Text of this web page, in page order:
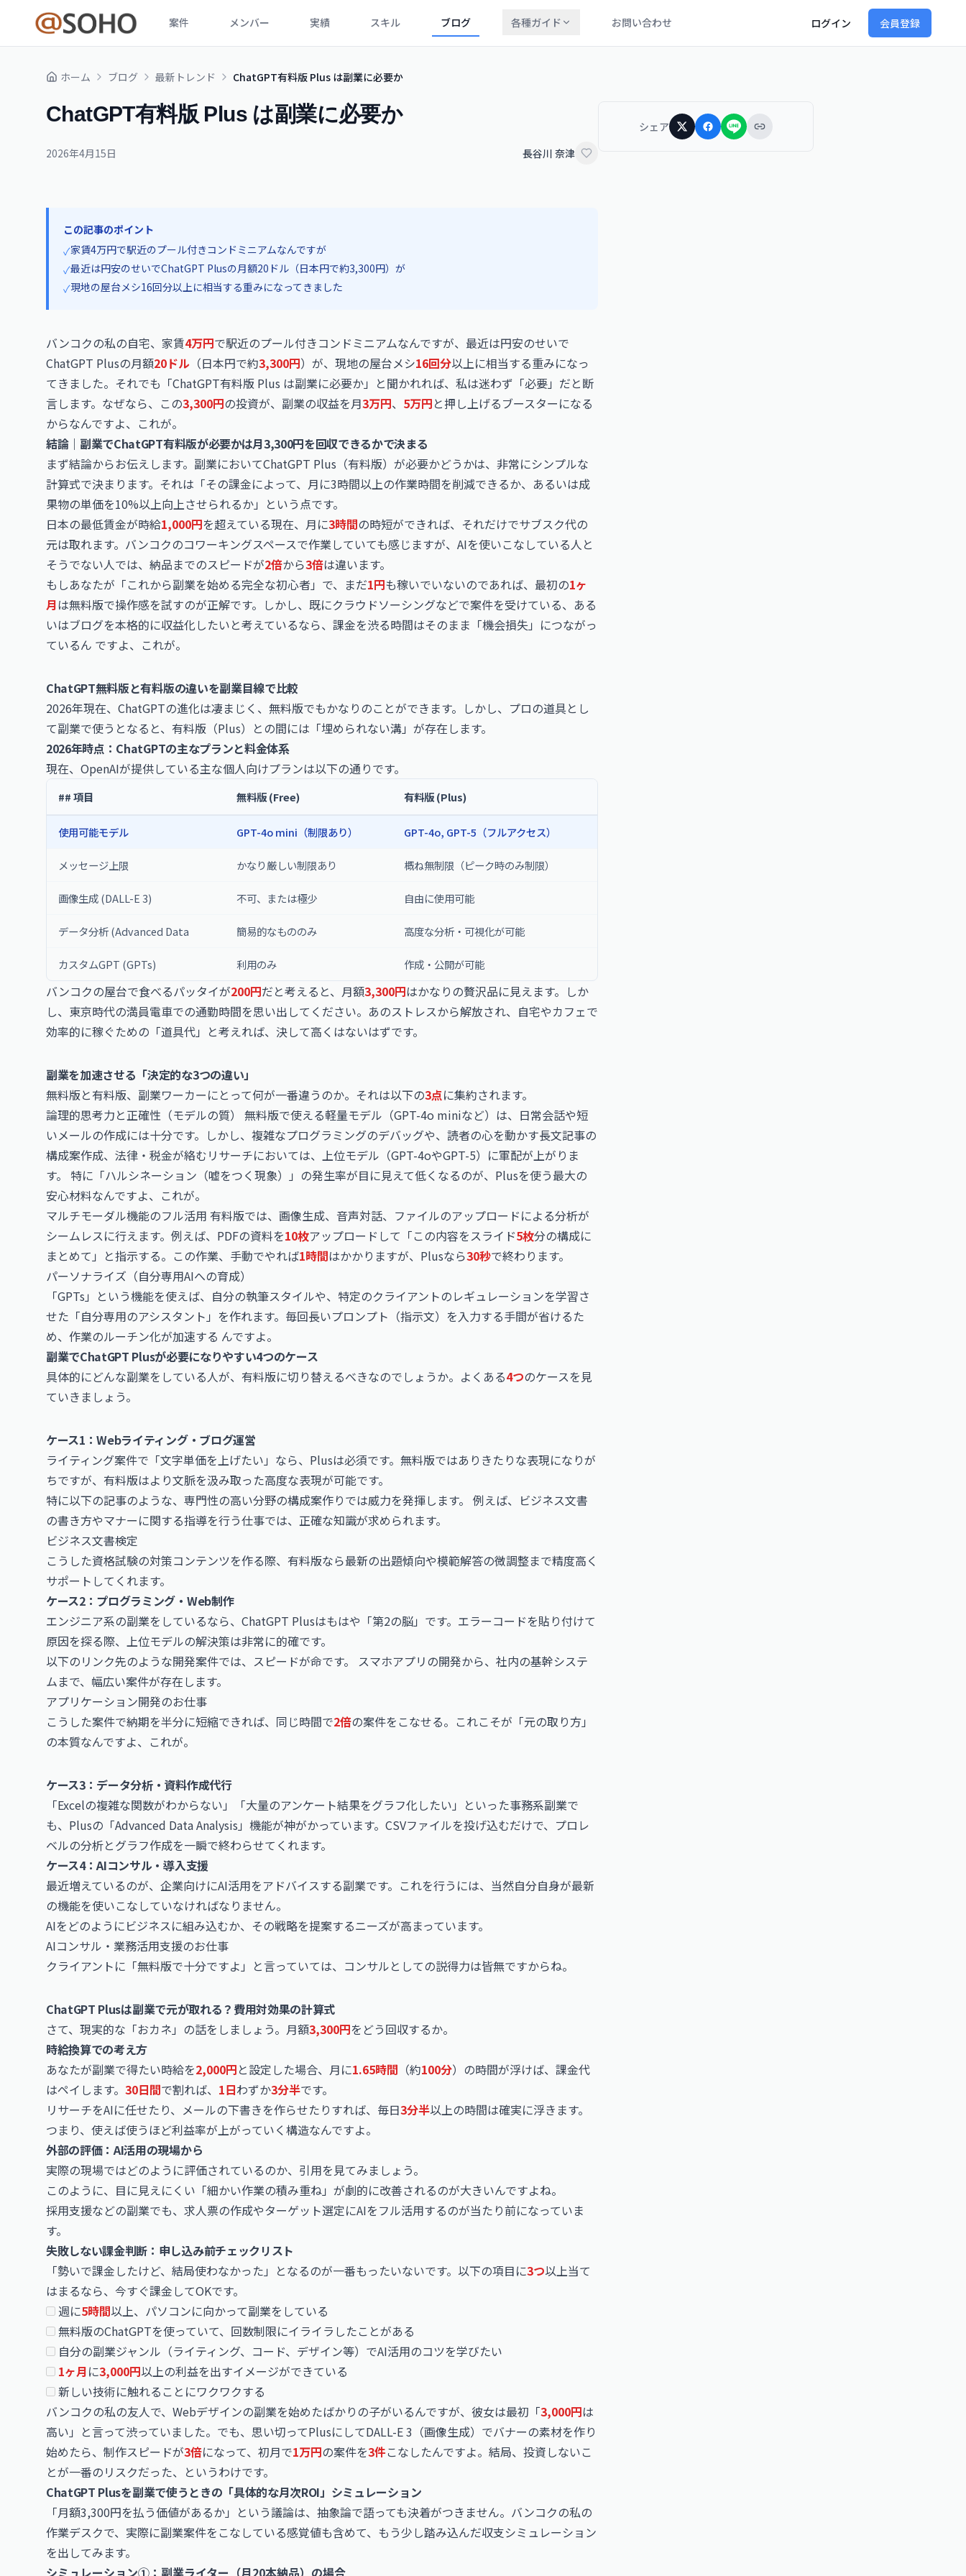
案件 メンバー 実績 スキル ブログ 各種ガイド お問い合わせ ログイン 会員登録
ホーム ブログ 最新トレンド ChatGPT有料版 Plus は副業に必要か
ChatGPT有料版 Plus は副業に必要か
2026年4月15日 長谷川 奈津
この記事のポイント
✓家賃4万円で駅近のプール付きコンドミニアムなんですが
✓最近は円安のせいでChatGPT Plusの月額20ドル（日本円で約3,300円）が
✓現地の屋台メシ16回分以上に相当する重みになってきました
バンコクの私の自宅、家賃4万円で駅近のプール付きコンドミニアムなんですが、最近は円安のせいで
ChatGPT Plusの月額20ドル （日本円で約3,300円）が、現地の屋台メシ16回分以上に相当する重みになっ
てきました。それでも「ChatGPT有料版 Plus は副業に必要か」と聞かれれば、私は迷わず「必要」だと断
言します。なぜなら、この3,300円の投資が、副業の収益を月3万円、 5万円と押し上げるブースターになる
からなんですよ、これが。
結論｜副業でChatGPT有料版が必要かは月3,300円を回収できるかで決まる
まず結論からお伝えします。副業においてChatGPT Plus（有料版）が必要かどうかは、非常にシンプルな
計算式で決まります。それは「その課金によって、月に3時間以上の作業時間を削減できるか、あるいは成
果物の単価を10%以上向上させられるか」という点です。
日本の最低賃金が時給1,000円を超えている現在、月に3時間の時短ができれば、それだけでサブスク代の
元は取れます。バンコクのコワーキングスペースで作業していても感じますが、AIを使いこなしている人と
そうでない人では、納品までのスピードが2倍から3倍は違います。
もしあなたが「これから副業を始める完全な初心者」で、まだ1円も稼いでいないのであれば、最初の1ヶ
月は無料版で操作感を試すのが正解です。しかし、既にクラウドソーシングなどで案件を受けている、ある
いはブログを本格的に収益化したいと考えているなら、課金を渋る時間はそのまま「機会損失」につながっ
ているん ですよ、これが。
ChatGPT無料版と有料版の違いを副業目線で比較
2026年現在、ChatGPTの進化は凄まじく、無料版でもかなりのことができます。しかし、プロの道具とし
て副業で使うとなると、有料版（Plus）との間には「埋められない溝」が存在します。
2026年時点：ChatGPTの主なプランと料金体系
現在、OpenAIが提供している主な個人向けプランは以下の通りです。
## 項目 無料版 (Free) 有料版 (Plus)
使用可能モデル GPT-4o mini（制限あり） GPT-4o, GPT-5（フルアクセス）
メッセージ上限 かなり厳しい制限あり 概ね無制限（ピーク時のみ制限）
画像生成 (DALL-E3) 不可、または極少 自由に使用可能
データ分析 (Advanced Data 簡易的なもののみ 高度な分析・可視化が可能
カスタムGPT (GPTs) 利用のみ 作成・公開が可能
バンコクの屋台で食べるパッタイが200円だと考えると、月額3,300円はかなりの贅沢品に見えます。しか
し、東京時代の満員電車での通勤時間を思い出してください。あのストレスから解放され、自宅やカフェで
効率的に稼ぐための「道具代」と考えれば、決して高くはないはずです。
副業を加速させる「決定的な3つの違い」
無料版と有料版、副業ワーカーにとって何が一番違うのか。それは以下の3点に集約されます。
論理的思考力と正確性（モデルの質） 無料版で使える軽量モデル（GPT-4o miniなど）は、日常会話や短
いメールの作成には十分です。しかし、複雑なプログラミングのデバッグや、読者の心を動かす長文記事の
構成案作成、法律・税金が絡むリサーチにおいては、上位モデル（GPT-4oやGPT-5）に軍配が上がりま
す。 特に「ハルシネーション（嘘をつく現象）」の発生率が目に見えて低くなるのが、Plusを使う最大の
安心材料なんですよ、これが。
マルチモーダル機能のフル活用 有料版では、画像生成、音声対話、ファイルのアップロードによる分析が
シームレスに行えます。例えば、PDFの資料を10枚アップロードして「この内容をスライド5枚分の構成に
まとめて」と指示する。この作業、手動でやれば1時間はかかりますが、Plusなら30秒で終わります。
パーソナライズ（自分専用AIへの育成）
「GPTs」という機能を使えば、自分の執筆スタイルや、特定のクライアントのレギュレーションを学習さ
せた「自分専用のアシスタント」を作れます。毎回長いプロンプト（指示文）を入力する手間が省けるた
め、作業のルーチン化が加速する んですよ。
副業でChatGPT Plusが必要になりやすい4つのケース
具体的にどんな副業をしている人が、有料版に切り替えるべきなのでしょうか。よくある4つのケースを見
ていきましょう。
ケース1：Webライティング・ブログ運営
ライティング案件で「文字単価を上げたい」なら、Plusは必須です。無料版ではありきたりな表現になりが
ちですが、有料版はより文脈を汲み取った高度な表現が可能です。
特に以下の記事のような、専門性の高い分野の構成案作りでは威力を発揮します。 例えば、ビジネス文書
の書き方やマナーに関する指導を行う仕事では、正確な知識が求められます。
ビジネス文書検定
こうした資格試験の対策コンテンツを作る際、有料版なら最新の出題傾向や模範解答の微調整まで精度高く
サポートしてくれます。
ケース2：プログラミング・Web制作
エンジニア系の副業をしているなら、ChatGPT Plusはもはや「第2の脳」です。エラーコードを貼り付けて
原因を探る際、上位モデルの解決策は非常に的確です。
以下のリンク先のような開発案件では、スピードが命です。 スマホアプリの開発から、社内の基幹システ
ムまで、幅広い案件が存在します。
アプリケーション開発のお仕事
こうした案件で納期を半分に短縮できれば、同じ時間で2倍の案件をこなせる。これこそが「元の取り方」
の本質なんですよ、これが。
ケース3：データ分析・資料作成代行
「Excelの複雑な関数がわからない」「大量のアンケート結果をグラフ化したい」といった事務系副業で
も、Plusの「Advanced Data Analysis」機能が神がかっています。CSVファイルを投げ込むだけで、プロレ
ベルの分析とグラフ作成を一瞬で終わらせてくれます。
ケース4：AIコンサル・導入支援
最近増えているのが、企業向けにAI活用をアドバイスする副業です。これを行うには、当然自分自身が最新
の機能を使いこなしていなければなりません。
AIをどのようにビジネスに組み込むか、その戦略を提案するニーズが高まっています。
AIコンサル・業務活用支援のお仕事
クライアントに「無料版で十分ですよ」と言っていては、コンサルとしての説得力は皆無ですからね。
ChatGPT Plusは副業で元が取れる？費用対効果の計算式
さて、現実的な「おカネ」の話をしましょう。月額3,300円をどう回収するか。
時給換算での考え方
あなたが副業で得たい時給を2,000円と設定した場合、月に1.65時間 （約100分）の時間が浮けば、課金代
はペイします。 30日間で割れば、 1日わずか3分半です。
リサーチをAIに任せたり、メールの下書きを作らせたりすれば、毎日3分半以上の時間は確実に浮きます。
つまり、使えば使うほど利益率が上がっていく構造なんですよ。
外部の評価：AI活用の現場から
実際の現場ではどのように評価されているのか、引用を見てみましょう。
このように、目に見えにくい「細かい作業の積み重ね」が劇的に改善されるのが大きいんですよね。
採用支援などの副業でも、求人票の作成やターゲット選定にAIをフル活用するのが当たり前になっていま
す。
失敗しない課金判断：申し込み前チェックリスト
「勢いで課金したけど、結局使わなかった」となるのが一番もったいないです。以下の項目に3つ以上当て
はまるなら、今すぐ課金してOKです。
週に5時間以上、パソコンに向かって副業をしている
無料版のChatGPTを使っていて、回数制限にイライラしたことがある
自分の副業ジャンル（ライティング、コード、デザイン等）でAI活用のコツを学びたい
1ヶ月に3,000円以上の利益を出すイメージができている
新しい技術に触れることにワクワクする
バンコクの私の友人で、Webデザインの副業を始めたばかりの子がいるんですが、彼女は最初「3,000円は
高い」と言って渋っていました。でも、思い切ってPlusにしてDALL-E 3（画像生成）でバナーの素材を作り
始めたら、制作スピードが3倍になって、初月で1万円の案件を3件こなしたんですよ。結局、投資しないこ
とが一番のリスクだった、というわけです。
ChatGPT Plusを副業で使うときの「具体的な月次ROI」シミュレーション
「月額3,300円を払う価値があるか」という議論は、抽象論で語っても決着がつきません。バンコクの私の
作業デスクで、実際に副業案件をこなしている感覚値も含めて、もう少し踏み込んだ収支シミュレーション
を出してみます。
シミュレーション①：副業ライター（月20本納品）の場合
シェア